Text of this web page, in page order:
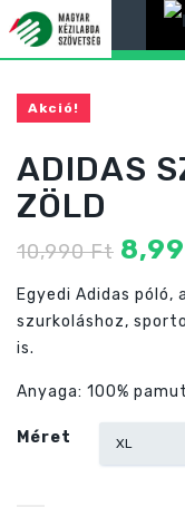
Akció!
ADIDAS
ZÖLD
10,990Ft
was:
Egyedi Adidas
szurkoláshoz,
is.
Anyaga: 100% pamut
Méret